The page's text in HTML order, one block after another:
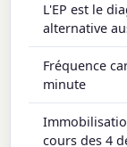
L'EP est le
alternative
Fréquence
minute
cours des 4